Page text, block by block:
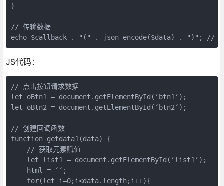
}
// 传输数据
echo $callback . "(" . json_encode($data) . ")"; // 将数
JS代码：
// 点击按钮请求数据
let oBtn1 = document.getElementById(‘btn1‘);
let oBtn2 = document.getElementById(‘btn2‘);
// 创建回调函数
function getdata1(data) {
    // 获取元素赋值
    let list1 = document.getElementById(‘list1‘);
    html = ‘‘;
    for(let i=0;i<data.length;i++){